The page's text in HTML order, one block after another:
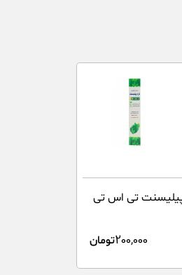
تی اس تی
200,000تومان